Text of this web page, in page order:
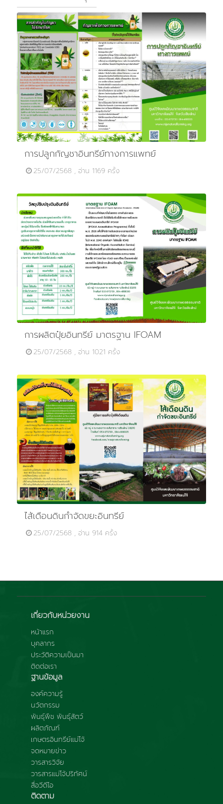
การปลูกกัญชาอินทรีย์ทางการแพทย์
25/07/2568 , อ่าน 1169 ครั้ง
การผลิตปุ๋ยอินทรีย์ มาตรฐาน IFOAM
25/07/2568 , อ่าน 1021 ครั้ง
ไส้เดือนดินกำจัดขยะอินทรีย์
25/07/2568 , อ่าน 914 ครั้ง
เกี่ยวกับหน่วยงาน
หน้าแรก
บุคลากร
ประวัติความเป็นมา
ติดต่อเรา
ฐานข้อมูล
องค์ความรู้
นวัตกรรม
พันธุ์พืช พันธุ์สัตว์
ผลิตภัณฑ์
เกษตรอินทรีย์แม่โจ้
จดหมายข่าว
วารสารวิจัย
วารสารแม่โจ้ปริทัศน์
สื่อวีดีโอ
ติดตาม